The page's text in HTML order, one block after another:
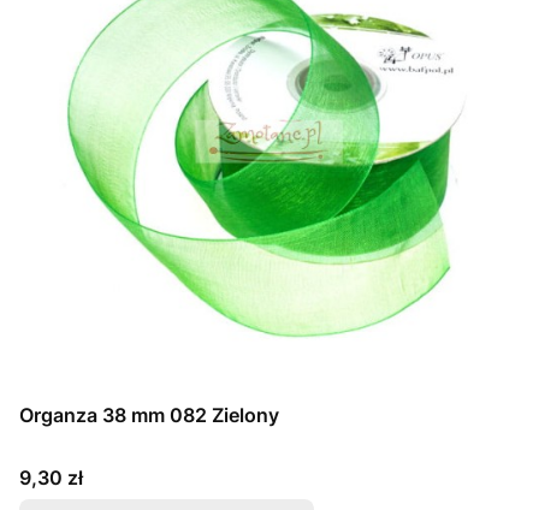
Organza 38 mm 082 Zielony
Cena
9,30 zł